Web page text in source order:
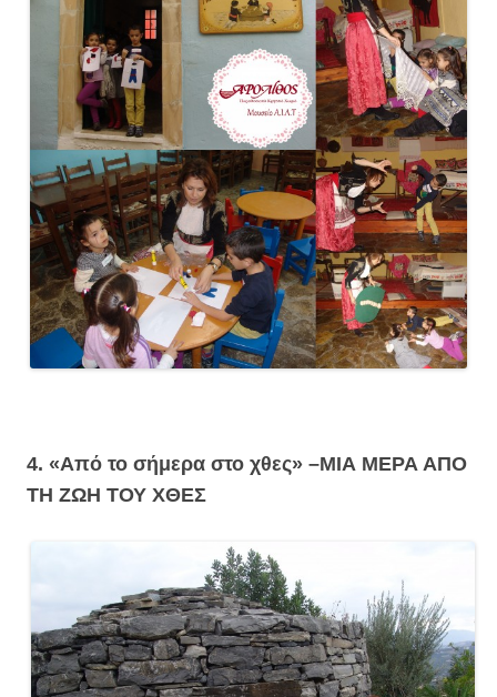
4. «Από το σήμερα στο χθες» –ΜΙΑ ΜΕΡΑ ΑΠΟ
ΤΗ ΖΩΗ ΤΟΥ ΧΘΕΣ